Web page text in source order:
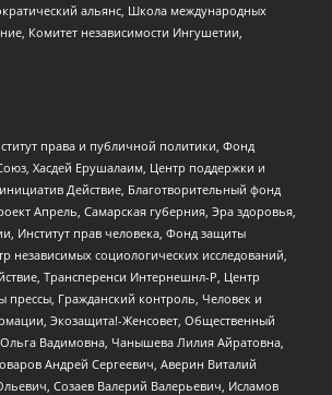
альянс, Школа международных
Комитет независимости Ингушетии,
права и публичной политики, Фонд
Хасдей Ерушалаим, Центр поддержки и
Действие, Благотворительный фонд
Апрель, Самарская губерния, Эра здоровья,
Институт прав человека, Фонд защиты
независимых социологических исследований,
Трансперенси Интернешнл-Р, Центр
Гражданский контроль, Человек и
Экозащита!-Женсовет, Общественный
Вадимовна, Чанышева Лилия Айратовна,
Андрей Сергеевич, Аверин Виталий
Созаев Валерий Валерьевич, Исламов